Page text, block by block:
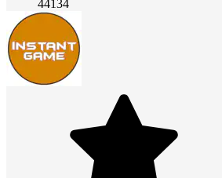
44134